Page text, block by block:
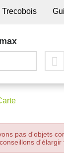
Trecobois
pas d'objets
d'élargir